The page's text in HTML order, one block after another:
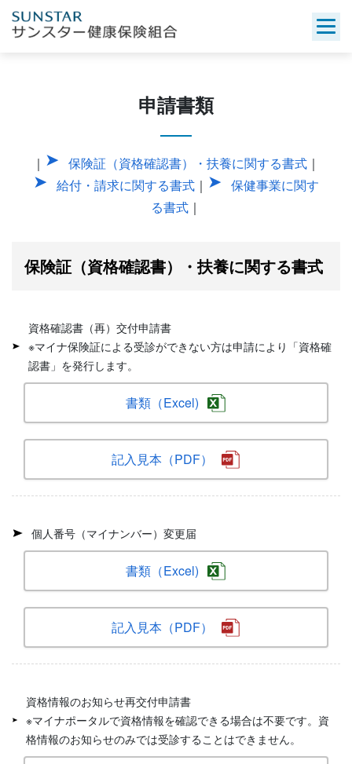
Skip
申請書類
｜ 保険証（資格確認書）・扶養に関する書式 ｜
給付・請求に関する書式 ｜
保健事業に関す
る書式 ｜
保険証（資格確認書）・扶養に関する書式
資格確認書（再）交付申請書
※マイナ保険証による受診ができない方は申請により「資格確
認書」を発行します。
書類（Excel)
記入見本（PDF）
個人番号（マイナンバー）変更届
書類（Excel)
記入見本（PDF）
資格情報のお知らせ再交付申請書
※マイナポータルで資格情報を確認できる場合は不要です。資
格情報のお知らせのみでは受診することはできません。